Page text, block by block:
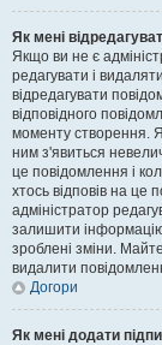
Як мені
Якщо ви не є
редагувати і
відредагувати
відповідного
моменту створення.
ним з'явиться
це повідомлення і
хтось відповів на
адміністратор
залишити
зроблені зміни.
видалити
Догори
Як мені додати